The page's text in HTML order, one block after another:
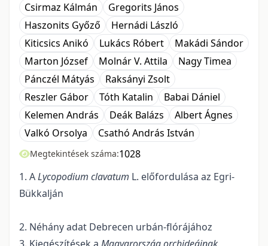
Csirmaz Kálmán
Gregorits János
Haszonits Győző
Hernádi László
Kiticsics Anikó
Lukács Róbert
Makádi Sándor
Marton József
Molnár V. Attila
Nagy Timea
Pánczél Mátyás
Raksányi Zsolt
Reszler Gábor
Tóth Katalin
Babai Dániel
Kelemen András
Deák Balázs
Albert Ágnes
Valkó Orsolya
Csathó András István
Megtekintések száma:1028
1. ALycopodium clavatum L. előfordulása az Egri-
Bükkalján
2. Néhány adat Debrecen urbán-flórájához